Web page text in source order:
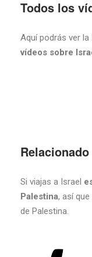
Todos los
Aquí podrás ver la
vídeos sobre
Relacionado
Si viajas a Israel
Palestina, así
de Palestina.